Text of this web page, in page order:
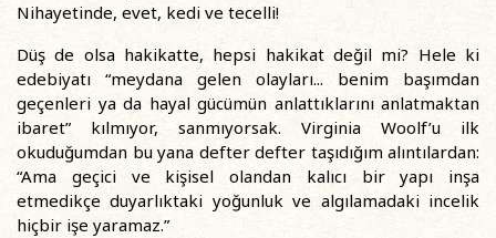
Nihayetinde, evet, kedi ve tecelli!
Düş de olsa hakikatte, hepsi hakikat değil mi? Hele ki
edebiyatı “meydana gelen olayları... benim başımdan
geçenleri ya da hayal gücümün anlattıklarını anlatmaktan
ibaret” kılmıyor, sanmıyorsak. Virginia Woolf’u ilk
okuduğumdan bu yana defter defter taşıdığım alıntılardan:
“Ama geçici ve kişisel olandan kalıcı bir yapı inşa
etmedikçe duyarlıktaki yoğunluk ve algılamadaki incelik
hiçbir işe yaramaz.”